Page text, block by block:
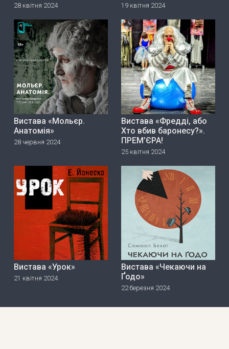
28 квітня 2024 19 квітня 2024
Вистава «Мольєр.
Анатомія»
28 червня 2024
Вистава «Фредді, або
Хто вбив баронесу?».
ПРЕМ’ЄРА!
25 квітня 2024
Вистава «Урок»
21 квітня 2024
Вистава «Чекаючи на
Ґодо»
22 березня 2024